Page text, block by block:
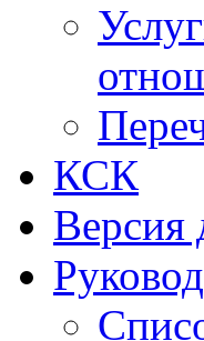
КСК
Версия